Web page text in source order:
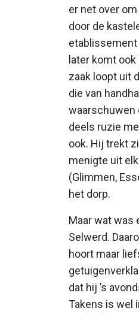
er net over
door de
etablissement
later komt
zaak loopt uit
die van
waarschuwen
deels ruzie
ook. Hij trekt
menigte uit
(Glimmen,
het dorp.
Maar wat was
Selwerd.
hoort maar
dat hij ’s
Takens is wel